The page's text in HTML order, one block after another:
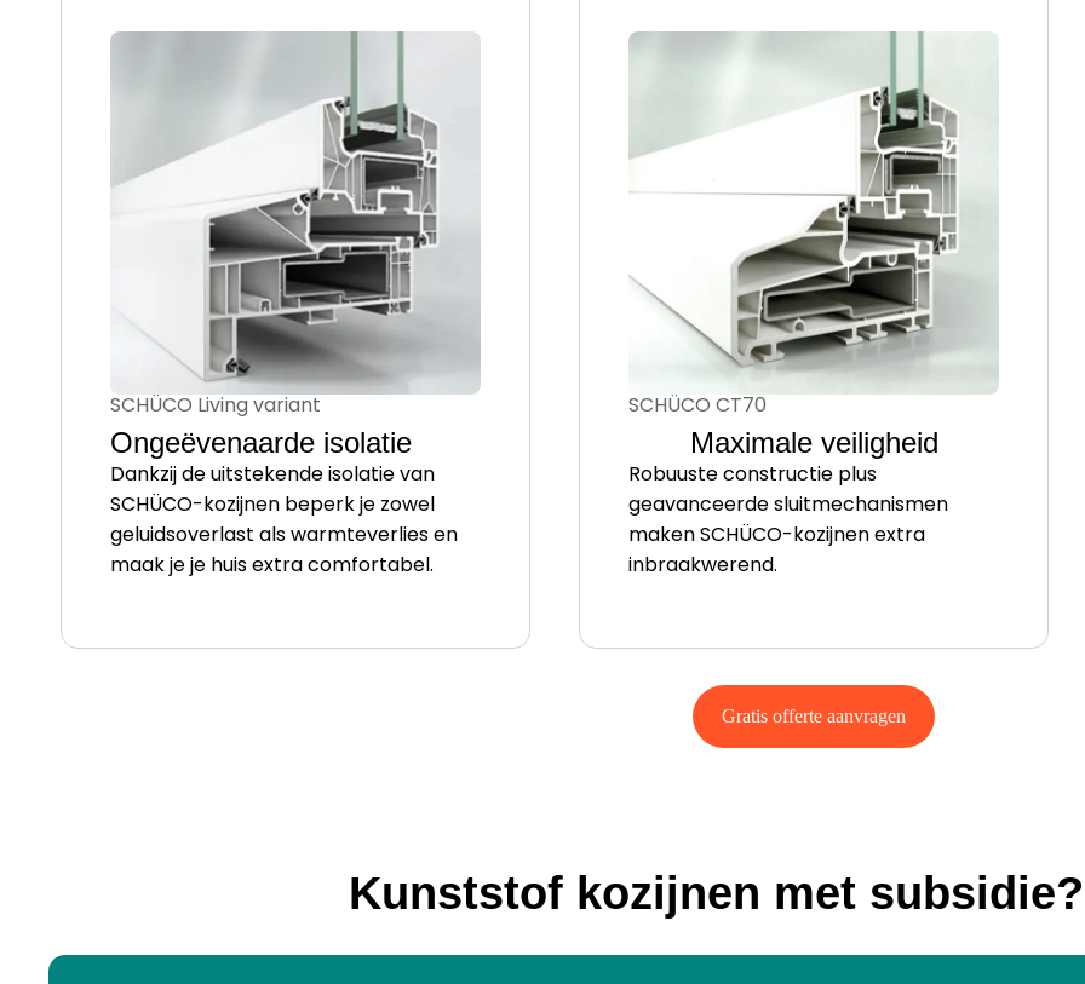
SCHÜCO Living variant
Ongeëvenaarde isolatie
Dankzij de uitstekende isolatie van
SCHÜCO-kozijnen beperk je zowel
geluidsoverlast als warmteverlies en
maak je je huis extra comfortabel.
SCHÜCO CT70
Maximale veiligheid
Robuuste constructie plus
geavanceerde sluitmechanismen
maken SCHÜCO-kozijnen extra
inbraakwerend.
Gratis offerte aanvragen
Kunststof kozijnen met